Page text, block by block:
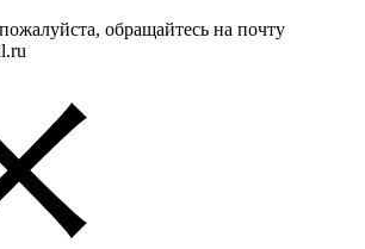
обращайтесь на почту